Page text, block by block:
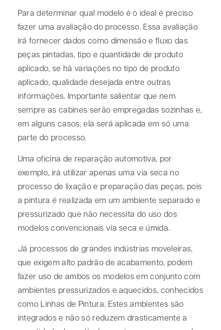
Para determinar qual modelo é o ideal é preciso
fazer uma avaliação do processo. Essa avaliação
irá fornecer dados como dimensão e fluxo das
peças pintadas, tipo e quantidade de produto
aplicado, se há variações no tipo de produto
aplicado, qualidade desejada entre outras
informações. Importante salientar que nem
sempre as cabines serão empregadas sozinhas e,
em alguns casos, ela será aplicada em só uma
parte do processo.
Uma oficina de reparação automotiva, por
exemplo, irá utilizar apenas uma via seca no
processo de lixação e preparação das peças, pois
a pintura é realizada em um ambiente separado e
pressurizado que não necessita do uso dos
modelos convencionais via seca e úmida.
Já processos de grandes indústrias moveleiras,
que exigem alto padrão de acabamento, podem
fazer uso de ambos os modelos em conjunto com
ambientes pressurizados e aquecidos, conhecidos
como Linhas de Pintura. Estes ambientes são
integrados e não só reduzem drasticamente a